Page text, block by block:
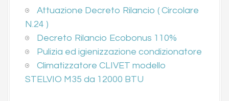
Attuazione Decreto Rilancio ( Circolare
N.24 )
Decreto Rilancio Ecobonus 110%
Pulizia ed igienizzazione condizionatore
Climatizzatore CLIVET modello
STELVIO M35 da 12000 BTU